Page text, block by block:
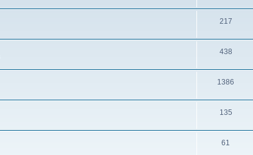
217
438
1386
135
61